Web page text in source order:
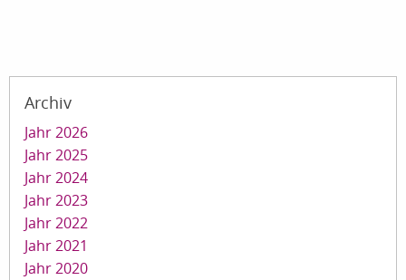
Archiv
Jahr 2026
Jahr 2025
Jahr 2024
Jahr 2023
Jahr 2022
Jahr 2021
Jahr 2020